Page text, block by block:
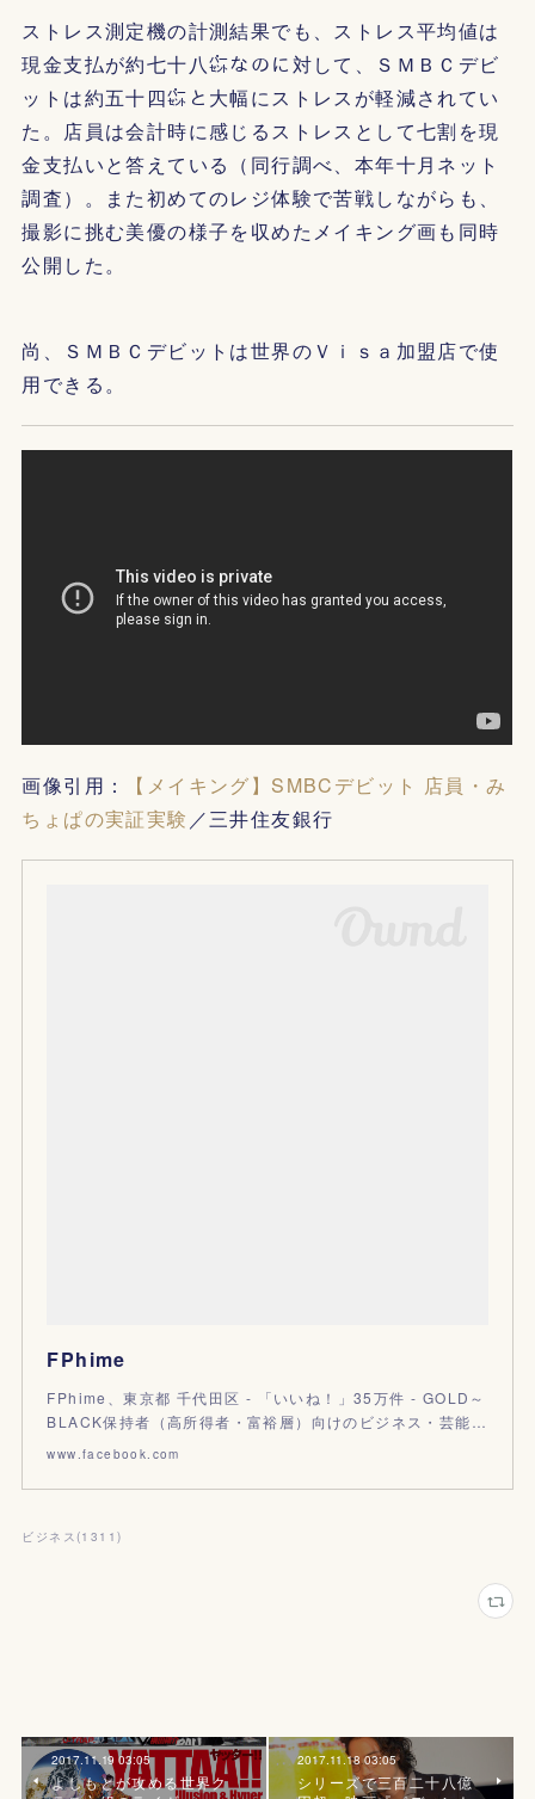
ストレス測定機の計測結果でも、ストレス平均値は
現金支払が約七十八㌫なのに対して、ＳＭＢＣデビ
ットは約五十四㌫と大幅にストレスが軽減されてい
た。店員は会計時に感じるストレスとして七割を現
金支払いと答えている（同行調べ、本年十月ネット
調査）。また初めてのレジ体験で苦戦しながらも、
撮影に挑む美優の様子を収めたメイキング画も同時
公開した。
尚、ＳＭＢＣデビットは世界のＶｉｓａ加盟店で使
用できる。
画像引用：
【メイキング】SMBCデビット 店員・み
ちょぱの実証実験 ／三井住友銀行
FPhime
FPhime、東京都 千代田区 - 「いいね！」35万件 - GOLD～
BLACK保持者（高所得者・富裕層）向けのビジネス・芸能…
www.facebook.com
ビジネス (1311 )
2017.11.19 03:05
よしもとが攻める世界ク
2017.11.18 03:05
シリーズで三百二十八億